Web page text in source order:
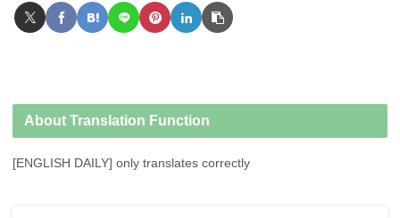
About Translation Function
[ENGLISH DAILY] only translates correctly